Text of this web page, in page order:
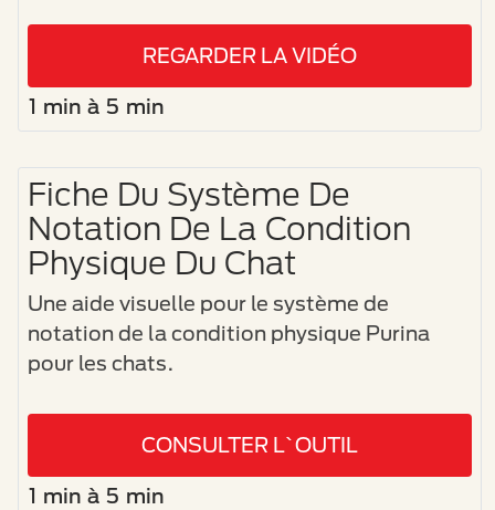
REGARDER LA VIDÉO
1 min à 5 min
Fiche Du Système De
Notation De La Condition
Physique Du Chat
Une aide visuelle pour le système de
notation de la condition physique Purina
pour les chats.
CONSULTER L`OUTIL
1 min à 5 min